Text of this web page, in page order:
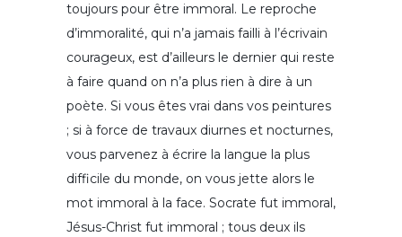
toujours pour être immoral. Le reproche
d’immoralité, qui n’a jamais failli à l’écrivain
courageux, est d’ailleurs le dernier qui reste
à faire quand on n’a plus rien à dire à un
poète. Si vous êtes vrai dans vos peintures
; si à force de travaux diurnes et nocturnes,
vous parvenez à écrire la langue la plus
difficile du monde, on vous jette alors le
mot immoral à la face. Socrate fut immoral,
Jésus-Christ fut immoral ; tous deux ils